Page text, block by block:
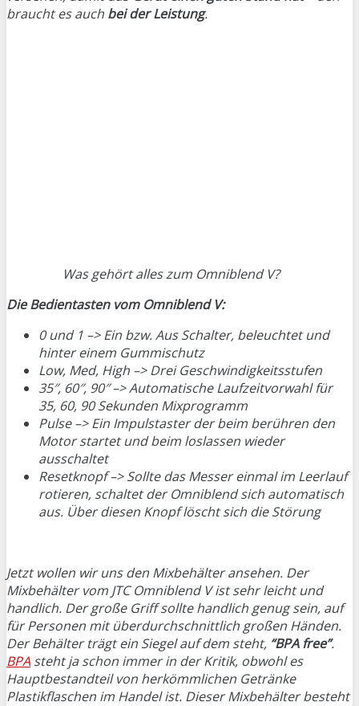
braucht es auch bei der Leistung.
Was gehört alles zum Omniblend V?
Die Bedientasten vom Omniblend V:
0 und 1 –> Ein bzw. Aus Schalter, beleuchtet und
hinter einem Gummischutz
Low, Med, High –> Drei Geschwindigkeitsstufen
35″, 60″, 90″ –> Automatische Laufzeitvorwahl für
35, 60, 90 Sekunden Mixprogramm
Pulse –> Ein Impulstaster der beim berühren den
Motor startet und beim loslassen wieder
ausschaltet
Resetknopf –> Sollte das Messer einmal im Leerlauf
rotieren, schaltet der Omniblend sich automatisch
aus. Über diesen Knopf löscht sich die Störung
Jetzt wollen wir uns den Mixbehälter ansehen. Der
Mixbehälter vom JTC Omniblend V ist sehr leicht und
handlich. Der große Griff sollte handlich genug sein, auf
für Personen mit überdurchschnittlich großen Händen.
Der Behälter trägt ein Siegel auf dem steht, “BPA free”.
BPA steht ja schon immer in der Kritik, obwohl es
Hauptbestandteil von herkömmlichen Getränke
Plastikflaschen im Handel ist. Dieser Mixbehälter besteht